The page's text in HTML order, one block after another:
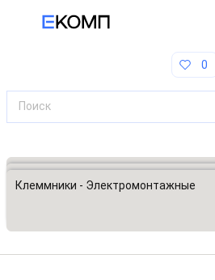
0
Все категории
Разъемы, соединители
Клеммники - Электромонтажные